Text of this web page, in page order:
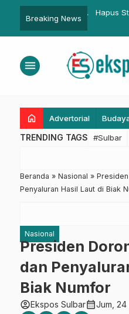
Breaking News
Pembentukan
dan Pemkab
Hapus
Berkarya
menu
home Advertorial
TRENDING TAGS #Sulbar
Beranda » Nasional »
Penyaluran Hasil Laut di Biak
Nasional
Presiden
dan
Biak Numfor
account_circleEkspos Sulbarcalendar_monthJum, 24